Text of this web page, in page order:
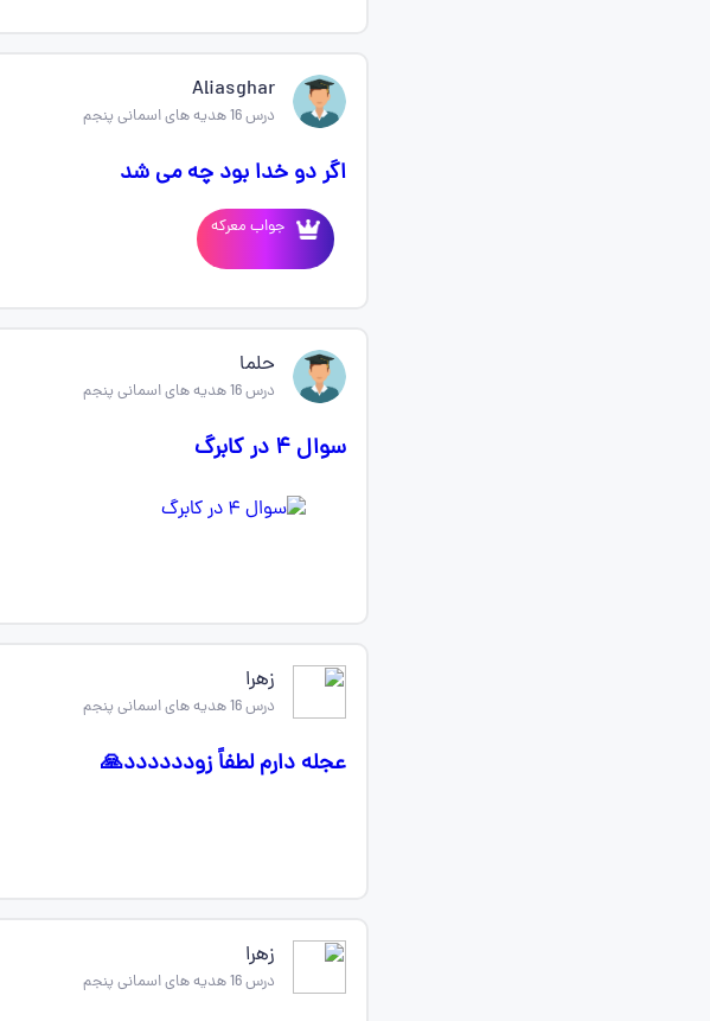
Aliasghar
درس 16 هدیه های اسمانی پنجم
اگر دو خدا بود چه می شد
جواب معرکه
حلما
درس 16 هدیه های اسمانی پنجم
سوال ۴ در کابرگ
زهرا
درس 16 هدیه های اسمانی پنجم
عجله دارم لطفاً زودددددد🙏
زهرا
درس 16 هدیه های اسمانی پنجم